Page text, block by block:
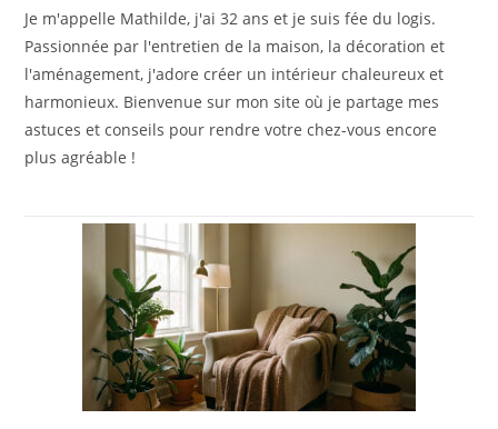
Je m'appelle Mathilde, j'ai 32 ans et je suis fée du logis.
Passionnée par l'entretien de la maison, la décoration et
l'aménagement, j'adore créer un intérieur chaleureux et
harmonieux. Bienvenue sur mon site où je partage mes
astuces et conseils pour rendre votre chez-vous encore
plus agréable !